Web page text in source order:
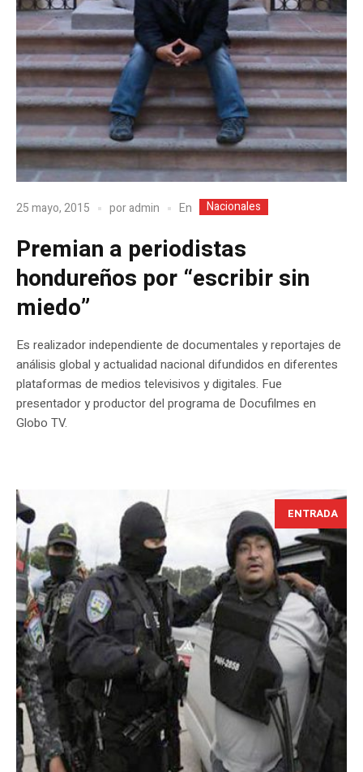
25 mayo, 2015 poradmin En Nacionales
Premian a periodistas
hondureños por “escribir sin
miedo”
Es realizador independiente de documentales y reportajes de
análisis global y actualidad nacional difundidos en diferentes
plataformas de medios televisivos y digitales. Fue
presentador y productor del programa de Docufilmes en
Globo TV.
ENTRADA